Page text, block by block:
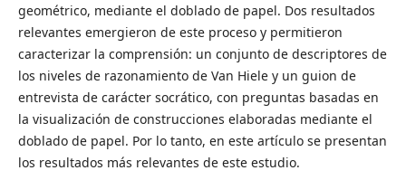
geométrico, mediante el doblado de papel. Dos resultados
relevantes emergieron de este proceso y permitieron
caracterizar la comprensión: un conjunto de descriptores de
los niveles de razonamiento de Van Hiele y un guion de
entrevista de carácter socrático, con preguntas basadas en
la visualización de construcciones elaboradas mediante el
doblado de papel. Por lo tanto, en este artículo se presentan
los resultados más relevantes de este estudio.